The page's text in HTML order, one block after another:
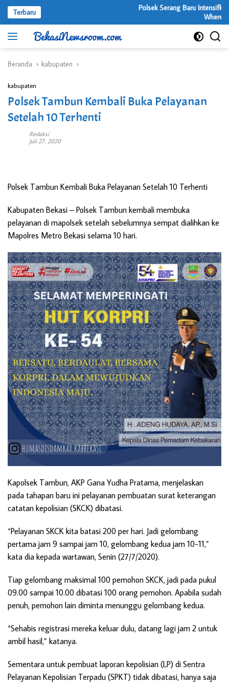
Langsung
konten
Terbaru
Polsek Serang Baru Intensifkan
Where
Beranda kabupaten
kabupaten
Polsek Tambun Kembali Buka Pelayanan
Setelah 10 Terhenti
Redaksi
Juli 27, 2020
Polsek Tambun Kembali Buka Pelayanan Setelah 10 Terhenti
Kabupaten Bekasi – Polsek Tambun kembali membuka
pelayanan di mapolsek setelah sebelumnya sempat dialihkan ke
Mapolres Metro Bekasi selama 10 hari.
Kapolsek Tambun, AKP Gana Yudha Pratama, menjelaskan
pada tahapan baru ini pelayanan pembuatan surat keterangan
catatan kepolisian (SKCK) dibatasi.
“Pelayanan SKCK kita batasi 200 per hari. Jadi gelombang
pertama jam 9 sampai jam 10, gelombang kedua jam 10-11,”
kata dia kepada wartawan, Senin (27/7/2020).
Tiap gelombang maksimal 100 pemohon SKCK, jadi pada pukul
09.00 sampai 10.00 dibatasi 100 orang pemohon. Apabila sudah
penuh, pemohon lain diminta menunggu gelombang kedua.
“Sehabis registrasi mereka keluar dulu, datang lagi jam 2 untuk
ambil hasil,” katanya.
Sementara untuk pembuat laporan kepolisian (LP) di Sentra
Pelayanan Kepolisian Terpadu (SPKT) tidak dibatasi, hanya saja